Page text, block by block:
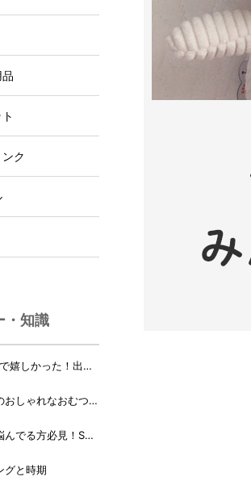
ク
・知識
嬉しかった！出産
しゃれなおむつケ
でる方必見！Sサ
グと時期